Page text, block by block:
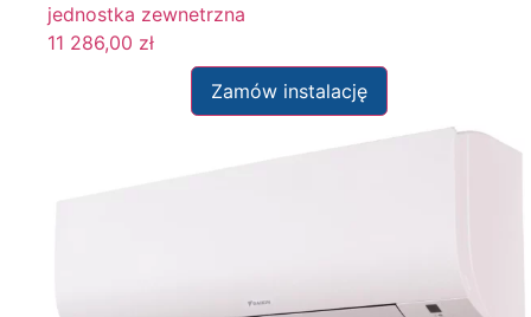
jednostka zewnetrzna
11 286,00 zł
Zamów instalację